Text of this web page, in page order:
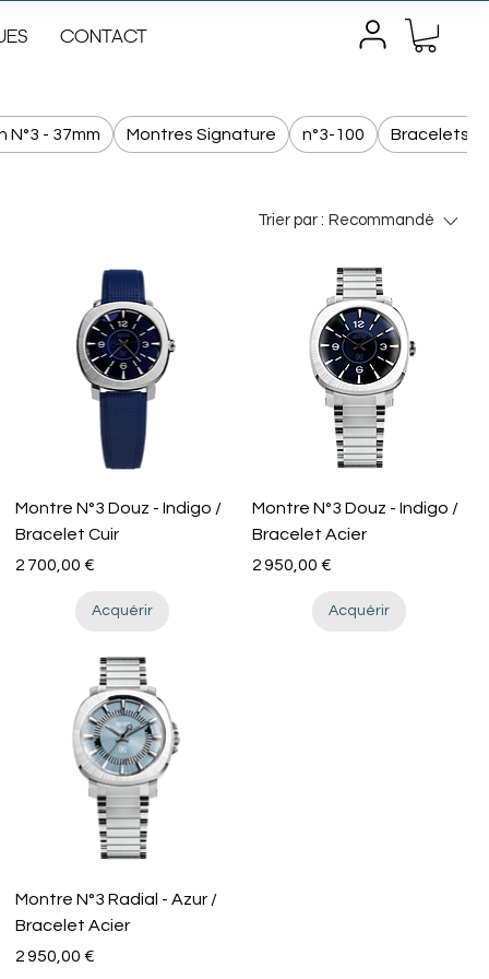
CONTACT
N°3 - 37mm Montres Signature n°3-100 Bracelets
Trier par : Recommandé
Montre N°3 Douz - Indigo /
Bracelet Cuir
Prix
2 700,00 €
Acquérir
Montre N°3 Douz - Indigo /
Bracelet Acier
Prix
2 950,00 €
Acquérir
Montre N°3 Radial - Azur /
Bracelet Acier
Prix
2 950,00 €